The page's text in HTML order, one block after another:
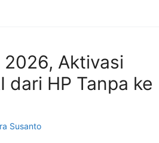
2026, Aktivasi
dari HP Tanpa ke
Susanto